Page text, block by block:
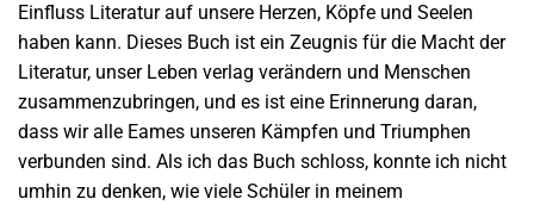
Einfluss Literatur auf unsere Herzen, Köpfe und Seelen
haben kann. Dieses Buch ist ein Zeugnis für die Macht der
Literatur, unser Leben verlag verändern und Menschen
zusammenzubringen, und es ist eine Erinnerung daran,
dass wir alle Eames unseren Kämpfen und Triumphen
verbunden sind. Als ich das Buch schloss, konnte ich nicht
umhin zu denken, wie viele Schüler in meinem